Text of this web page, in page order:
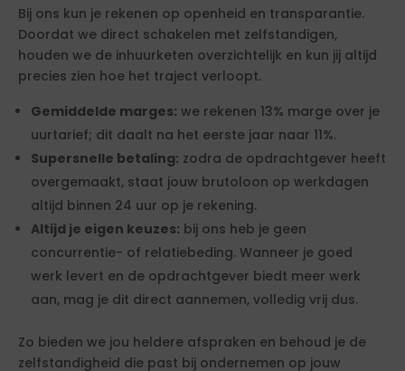
Bij ons kun je rekenen op openheid en transparantie.
Doordat we direct schakelen met zelfstandigen,
houden we de inhuurketen overzichtelijk en kun jij altijd
precies zien hoe het traject verloopt.
Gemiddelde marges: we rekenen 13% marge over je
uurtarief; dit daalt na het eerste jaar naar 11%.
Supersnelle betaling: zodra de opdrachtgever heeft
overgemaakt, staat jouw brutoloon op werkdagen
altijd binnen 24 uur op je rekening.
Altijd je eigen keuzes: bij ons heb je geen
concurrentie- of relatiebeding. Wanneer je goed
werk levert en de opdrachtgever biedt meer werk
aan, mag je dit direct aannemen, volledig vrij dus.
Zo bieden we jou heldere afspraken en behoud je de
zelfstandigheid die past bij ondernemen op jouw